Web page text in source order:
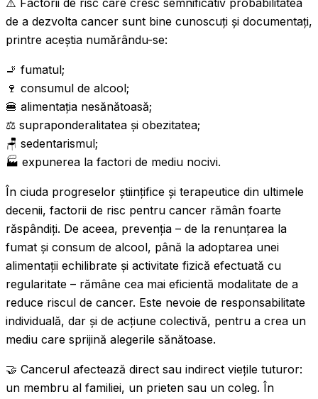
⚠️ Factorii de risc care cresc semnificativ probabilitatea
de a dezvolta cancer sunt bine cunoscuți și documentați,
printre aceștia numărându-se:
🚬 fumatul;
🍷 consumul de alcool;
🍔 alimentația nesănătoasă;
⚖️ supraponderalitatea și obezitatea;
🪑 sedentarismul;
🏭 expunerea la factori de mediu nocivi.
În ciuda progreselor științifice și terapeutice din ultimele
decenii, factorii de risc pentru cancer rămân foarte
răspândiți. De aceea, prevenția – de la renunțarea la
fumat și consum de alcool, până la adoptarea unei
alimentații echilibrate și activitate fizică efectuată cu
regularitate – rămâne cea mai eficientă modalitate de a
reduce riscul de cancer. Este nevoie de responsabilitate
individuală, dar și de acțiune colectivă, pentru a crea un
mediu care sprijină alegerile sănătoase.
🤝 Cancerul afectează direct sau indirect viețile tuturor:
un membru al familiei, un prieten sau un coleg. În